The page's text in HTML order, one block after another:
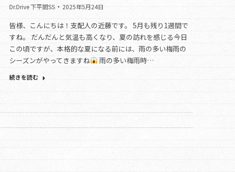
Dr.Drive 下平間SS 2025年5月24日
皆様、こんにちは！支配人の近藤です。 5月も残り1週間で
すね。 だんだんと気温も高くなり、夏の訪れを感じる今日
この頃ですが、本格的な夏になる前には、雨の多い梅雨の
シーズンがやってきますね
雨の多い梅雨時…
続きを読む